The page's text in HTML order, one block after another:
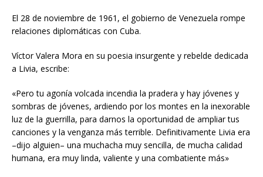
El 28 de noviembre de 1961, el gobierno de Venezuela rompe
relaciones diplomáticas con Cuba.
Víctor Valera Mora en su poesia insurgente y rebelde dedicada
a Livia, escribe:
«Pero tu agonía volcada incendia la pradera y hay jóvenes y
sombras de jóvenes, ardiendo por los montes en la inexorable
luz de la guerrilla, para darnos la oportunidad de ampliar tus
canciones y la venganza más terrible. Definitivamente Livia era
–dijo alguien– una muchacha muy sencilla, de mucha calidad
humana, era muy linda, valiente y una combatiente más»